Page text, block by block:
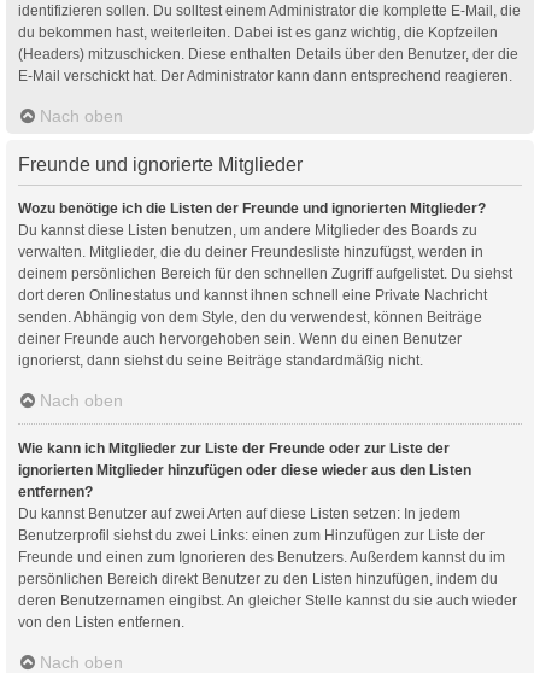
identifizieren sollen. Du solltest einem Administrator die komplette E-Mail, die
du bekommen hast, weiterleiten. Dabei ist es ganz wichtig, die Kopfzeilen
(Headers) mitzuschicken. Diese enthalten Details über den Benutzer, der die
E-Mail verschickt hat. Der Administrator kann dann entsprechend reagieren.
Nach oben
Freunde und ignorierte Mitglieder
Wozu benötige ich die Listen der Freunde und ignorierten Mitglieder?
Du kannst diese Listen benutzen, um andere Mitglieder des Boards zu
verwalten. Mitglieder, die du deiner Freundesliste hinzufügst, werden in
deinem persönlichen Bereich für den schnellen Zugriff aufgelistet. Du siehst
dort deren Onlinestatus und kannst ihnen schnell eine Private Nachricht
senden. Abhängig von dem Style, den du verwendest, können Beiträge
deiner Freunde auch hervorgehoben sein. Wenn du einen Benutzer
ignorierst, dann siehst du seine Beiträge standardmäßig nicht.
Nach oben
Wie kann ich Mitglieder zur Liste der Freunde oder zur Liste der
ignorierten Mitglieder hinzufügen oder diese wieder aus den Listen
entfernen?
Du kannst Benutzer auf zwei Arten auf diese Listen setzen: In jedem
Benutzerprofil siehst du zwei Links: einen zum Hinzufügen zur Liste der
Freunde und einen zum Ignorieren des Benutzers. Außerdem kannst du im
persönlichen Bereich direkt Benutzer zu den Listen hinzufügen, indem du
deren Benutzernamen eingibst. An gleicher Stelle kannst du sie auch wieder
von den Listen entfernen.
Nach oben